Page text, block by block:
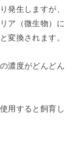
発生しますが、
ア（微生物）に
変換されます。
濃度がどんどん
用すると飼育し